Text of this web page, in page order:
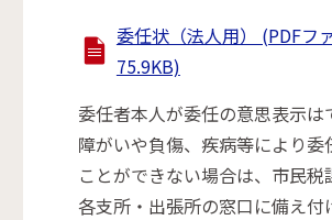
委任状（法人用） (PDFフ
75.9KB)
委任者本人が委任の意思表示は
障がいや負傷、疾病等により委
ことができない場合は、市民税
各支所・出張所の窓口に備え付